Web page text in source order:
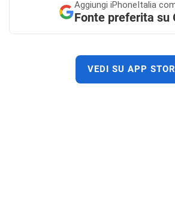
Aggiungi iPhoneItalia
Fonte preferita su
VEDI SU APP